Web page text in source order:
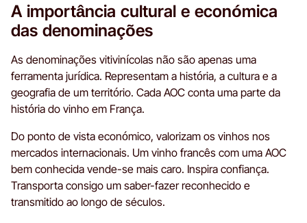
A importância cultural e económica
das denominações
As denominações vitivinícolas não são apenas uma
ferramenta jurídica. Representam a história, a cultura e a
geografia de um território. Cada AOC conta uma parte da
história do vinho em França.
Do ponto de vista económico, valorizam os vinhos nos
mercados internacionais. Um vinho francês com uma AOC
bem conhecida vende-se mais caro. Inspira confiança.
Transporta consigo um saber-fazer reconhecido e
transmitido ao longo de séculos.